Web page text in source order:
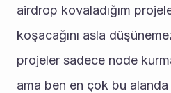
airdrop kovaladığım
koşacağını asla
projeler sadece node
ama ben en çok bu alanda